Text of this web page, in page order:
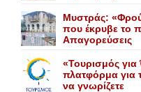
Mυστράς:
που έκρυβε το
Aπαγορεύσεις
«Τουρισμός για
πλατφόρμα για
να γνωρίζετε